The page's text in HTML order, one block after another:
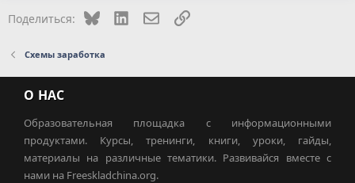
Поделиться: Bluesky LinkedInЭлектронная почта
Ссылка
Схемы заработка
О НАС
Образовательная площадка с информационными
продуктами. Курсы, тренинги, книги, уроки, гайды,
материалы на различные тематики. Развивайся вместе с
нами на Freeskladchina.org.